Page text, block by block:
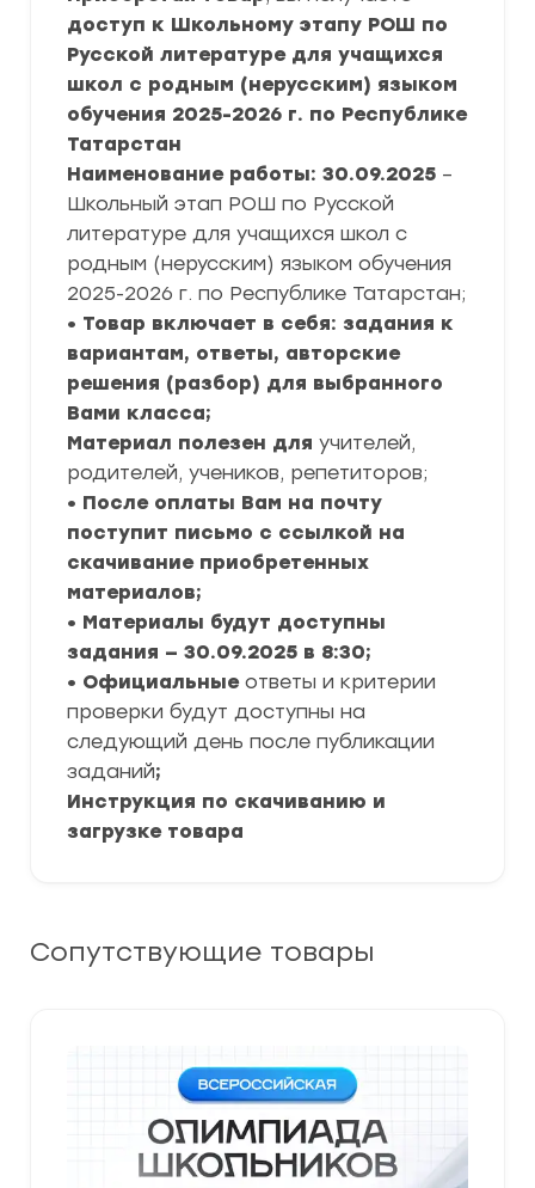
доступ к Школьному этапу РОШ по
Русской литературе для учащихся
школ с родным (нерусским) языком
обучения 2025-2026 г. по Республике
Татарстан
Наименование работы: 30.09.2025 –
Школьный этап РОШ по Русской
литературе для учащихся школ с
родным (нерусским) языком обучения
2025-2026 г. по Республике Татарстан;
• Товар включает в себя: задания к
вариантам, ответы, авторские
решения (разбор) для выбранного
Вами класса;
Материал полезен для учителей,
родителей, учеников, репетиторов;
• После оплаты Вам на почту
поступит письмо с ссылкой на
скачивание приобретенных
материалов;
• Материалы будут доступны
задания — 30.09.2025 в 8:30;
• Официальные ответы и критерии
проверки будут доступны на
следующий день после публикации
заданий;
Инструкция по скачиванию и
загрузке товара
Сопутствующие товары